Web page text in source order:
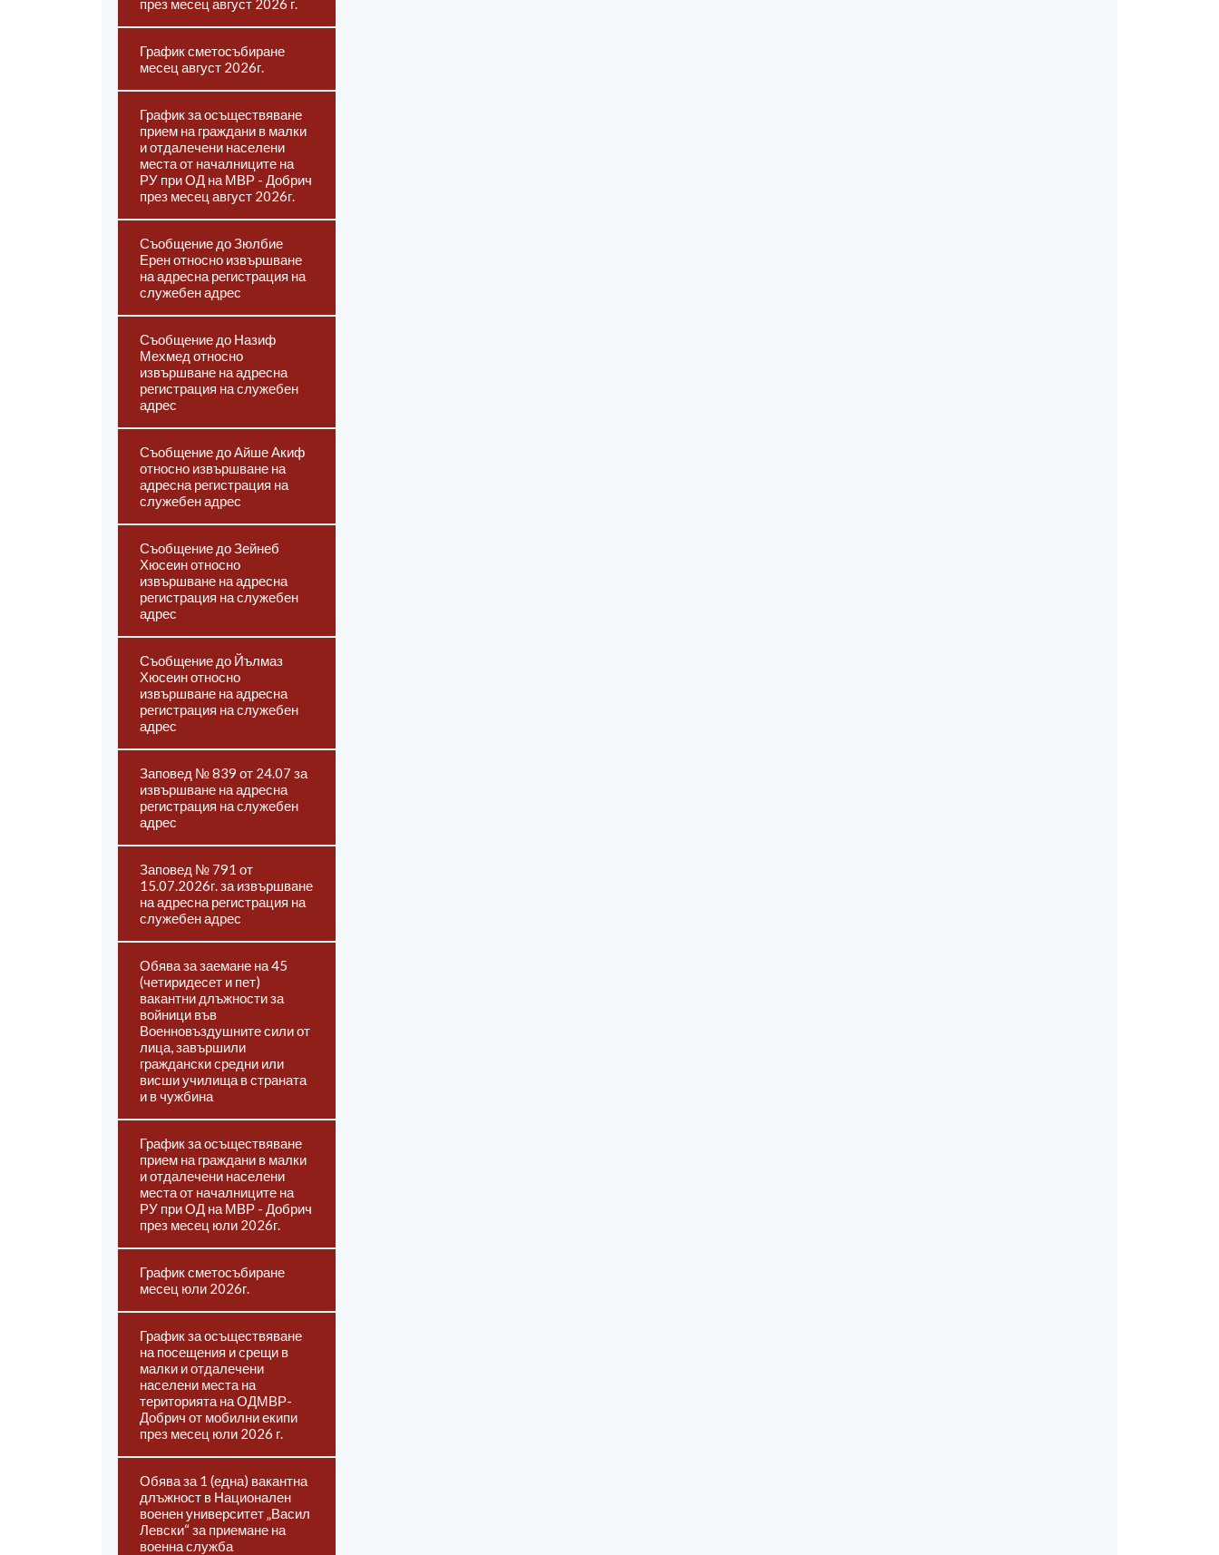
през месец август 2026 г.
График сметосъбиране
месец август 2026г.
График за осъществяване
прием на граждани в малки
и отдалечени населени
места от началниците на
РУ при ОД на МВР - Добрич
през месец август 2026г.
Съобщение до Зюлбие
Ерен относно извършване
на адресна регистрация на
служебен адрес
Съобщение до Назиф
Мехмед относно
извършване на адресна
регистрация на служебен
адрес
Съобщение до Айше Акиф
относно извършване на
адресна регистрация на
служебен адрес
Съобщение до Зейнеб
Хюсеин относно
извършване на адресна
регистрация на служебен
адрес
Съобщение до Йълмаз
Хюсеин относно
извършване на адресна
регистрация на служебен
адрес
Заповед № 839 от 24.07 за
извършване на адресна
регистрация на служебен
адрес
Заповед № 791 от
15.07.2026г. за извършване
на адресна регистрация на
служебен адрес
Обява за заемане на 45
(четиридесет и пет)
вакантни длъжности за
войници във
Военновъздушните сили от
лица, завършили
граждански средни или
висши училища в страната
и в чужбина
График за осъществяване
прием на граждани в малки
и отдалечени населени
места от началниците на
РУ при ОД на МВР - Добрич
през месец юли 2026г.
График сметосъбиране
месец юли 2026г.
График за осъществяване
на посещения и срещи в
малки и отдалечени
населени места на
територията на ОДМВР-
Добрич от мобилни екипи
през месец юли 2026 г.
Обява за 1 (една) вакантна
длъжност в Национален
военен университет „Васил
Левски“ за приемане на
военна служба